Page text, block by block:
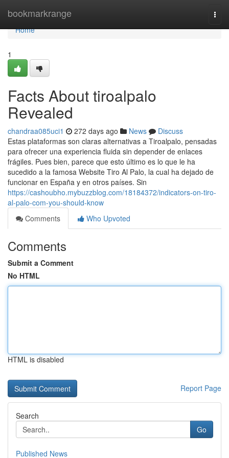
bookmarkrange
Home
Home
1
Facts About tiroalpalo
Revealed
chandraa085uci1 272 days ago News
Discuss
Estas plataformas son claras alternativas a Tiroalpalo, pensadas
para ofrecer una experiencia fluida sin depender de enlaces
frágiles. Pues bien, parece que esto último es lo que le ha
sucedido a la famosa Website Tiro Al Palo, la cual ha dejado de
funcionar en España y en otros países. Sin
https://cashoubho.mybuzzblog.com/18184372/indicators-on-tiro-
al-palo-com-you-should-know
Comments
Who Upvoted
Comments
Submit a Comment
No HTML
HTML is disabled
Report Page
Search
Go
Published News